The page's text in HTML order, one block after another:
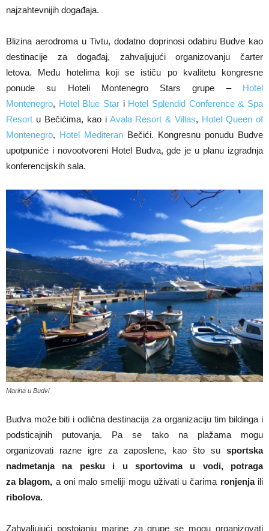
najzahtevnijih događaja.
Blizina aerodroma u Tivtu, dodatno doprinosi odabiru Budve kao
destinacije za događaj, zahvaljujući organizovanju čarter
letova. Među hotelima koji se ističu po kvalitetu kongresne
ponude su Hoteli Montenegro Stars grupe – Hotel
Montenegro, Hotel Blue Star i Hotel Splendid Conference & Spa
Resort u Bečićima, kao i Avala Resort & Villas, Hotel Queen of
Montenegro, Hotel Mediteran Bečići. Kongresnu ponudu Budve
upotpuniće i novootvoreni Hotel Budva, gde je u planu izgradnja
konferencijskih sala.
Marina u Budvi
Budva može biti i odlična destinacija za organizaciju tim bildinga i
podsticajnih putovanja. Pa se tako na plažama mogu
organizovati razne igre za zaposlene, kao što su sportska
nadmetanja na pesku i u sportovima u vodi, potraga
za blagom, a oni malo smeliji mogu uživati u čarima ronjenjaili
ribolova.
Zahvaljujući postojanju marine za grupe se mogu organizovati